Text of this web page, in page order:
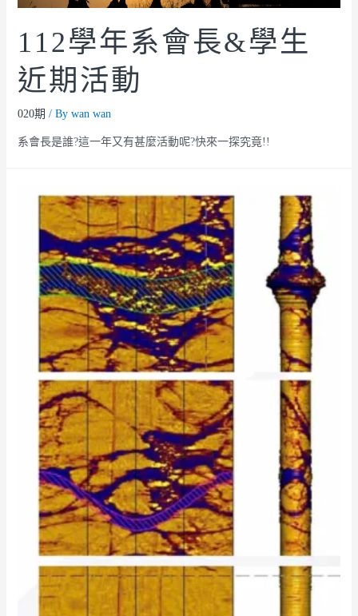
112學年系會長&學生
近期活動
020期 / By wan wan
系會長是誰?這一年又有甚麼活動呢?快來一探究竟!!